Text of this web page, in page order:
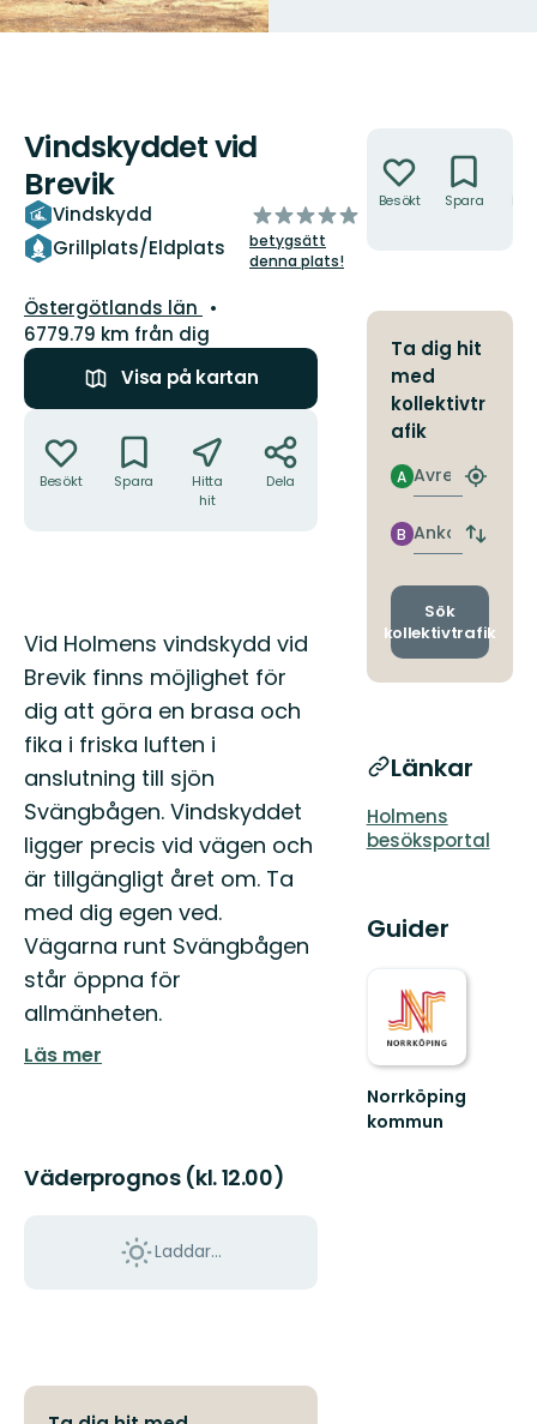
Vindskyddet vid
Brevik
Vindskydd
Grillplats/Eldplats
av
5
stjärnor
betygsätt
denna plats!
Län:
Östergötlands län
6779.79 km från dig
Visa på kartan
Besökt Spara
Hitta
hit
Dela
Beskrivning
Vid Holmens vindskydd vid
Brevik finns möjlighet för
dig att göra en brasa och
fika i friska luften i
anslutning till sjön
Svängbågen. Vindskyddet
ligger precis vid vägen och
är tillgängligt året om. Ta
med dig egen ved.
Vägarna runt Svängbågen
står öppna för
allmänheten.
Läs mer
Väderprognos (kl. 12.00)
Laddar...
Besökt Spara
Ta dig hit
med
kollektivtr
afik
Avresa
A
Hitta
Ankomst
B
Byt
och
Sök
kollektivtrafik
Länkar
Holmens
besöksportal
Guider
Norrköping
kommun